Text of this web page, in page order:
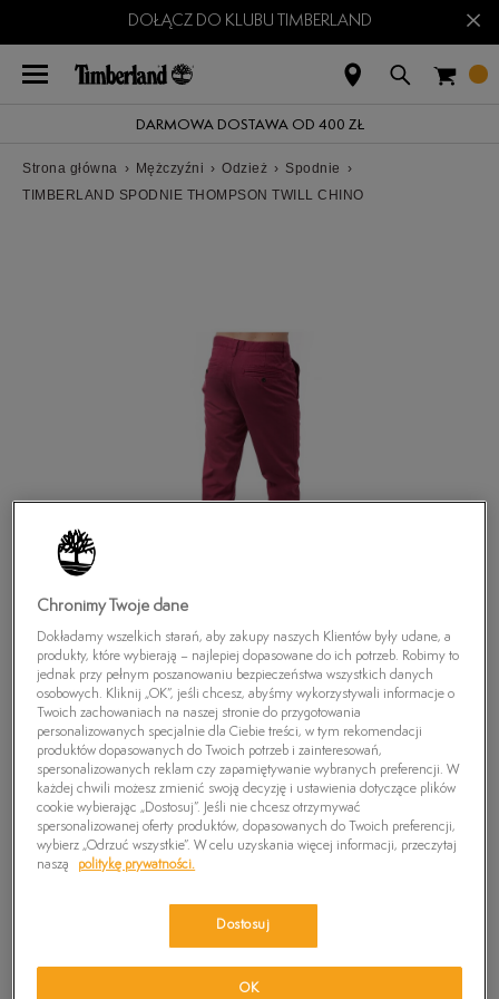
DOŁĄCZ DO KLUBU TIMBERLAND ×
DARMOWA DOSTAWA OD 400 ZŁ
Strona główna › Mężczyźni › Odzież › Spodnie ›
TIMBERLAND SPODNIE THOMPSON TWILL CHINO
TIMBERLAND SPODNIE THOMPSON TWILL
CHINO
0zł
Chronimy Twoje dane
Dokładamy wszelkich starań, aby zakupy naszych Klientów były udane, a
produkty, które wybierają – najlepiej dopasowane do ich potrzeb. Robimy to
jednak przy pełnym poszanowaniu bezpieczeństwa wszystkich danych
osobowych. Kliknij „OK”, jeśli chcesz, abyśmy wykorzystywali informacje o
Twoich zachowaniach na naszej stronie do przygotowania
personalizowanych specjalnie dla Ciebie treści, w tym rekomendacji
produktów dopasowanych do Twoich potrzeb i zainteresowań,
spersonalizowanych reklam czy zapamiętywanie wybranych preferencji. W
każdej chwili możesz zmienić swoją decyzję i ustawienia dotyczące plików
cookie wybierając „Dostosuj”. Jeśli nie chcesz otrzymywać
spersonalizowanej oferty produktów, dopasowanych do Twoich preferencji,
wybierz „Odrzuć wszystkie”. W celu uzyskania więcej informacji, przeczytaj
naszą
politykę prywatności.
Dostosuj
OK